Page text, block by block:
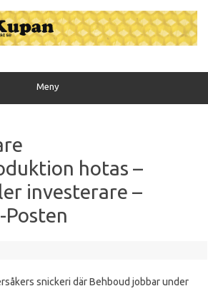
Meny
hotas –
investerare –
Posten
snickeri där Behboud jobbar under